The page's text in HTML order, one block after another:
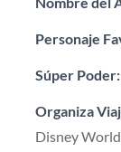
Personaje
Súper Poder:
Organiza
Disney